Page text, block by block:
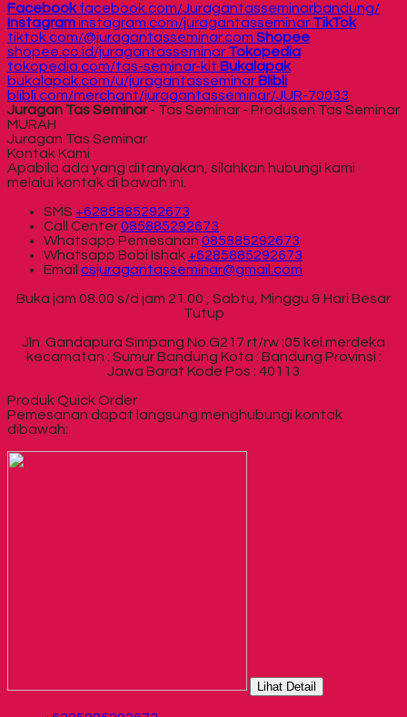
Facebook facebook.com/Juragantasseminarbandung/
Instagraminstagram.com/juragantasseminar TikTok
tiktok.com/@juragantasseminar.com Shopee
shopee.co.id/juragantasseminar Tokopedia
tokopedia.com/tas-seminar-kit Bukalapak
bukalapak.com/u/juragantasseminar Blibli
blibli.com/merchant/juragantasseminar/JUR-70033
Juragan Tas Seminar- Tas Seminar - Produsen Tas Seminar
MURAH
Juragan Tas Seminar
Kontak Kami
Apabila ada yang ditanyakan, silahkan hubungi kami
melalui kontak di bawah ini.
SMS +6285885292673
Call Center085885292673
Whatsapp Pemesanan 085885292673
Whatsapp Bobi Ishak +6285885292673
Email csjuragantasseminar@gmail.com
Buka jam 08.00 s/d jam 21.00 , Sabtu, Minggu & Hari Besar
Tutup
Jln. Gandapura Simpang No.G217 rt/rw :05 kel.merdeka
kecamatan : Sumur Bandung Kota : Bandung Provinsi :
Jawa Barat Kode Pos : 40113
Produk Quick Order
Pemesanan dapat langsung menghubungi kontak
dibawah:
Lihat Detail